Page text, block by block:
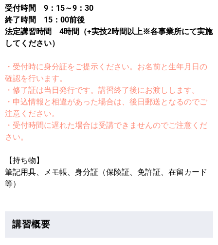
受付時間 9：15～9：30
終了時間 15：00前後
法定講習時間 4時間（+実技2時間以上※各事業所にて実施
してください）
・受付時に身分証をご提示ください。お名前と生年月日の
確認を行います。
・修了証は当日発行です。講習終了後にお渡しします。
・申込情報と相違があった場合は、後日郵送となるのでご
注意ください。
・受付時間に遅れた場合は受講できませんのでご注意くだ
さい。
【持ち物】
筆記用具、メモ帳、身分証（保険証、免許証、在留カード
等）
講習概要